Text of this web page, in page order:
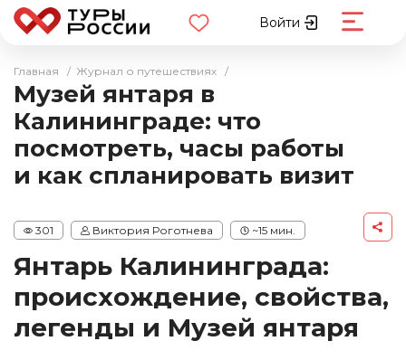
Войти
Главная / Журнал о путешествиях /
Музей янтаря в
Калининграде: что
посмотреть, часы работы
и как спланировать визит
301 Виктория Роготнева
~15 мин.
Янтарь Калининграда:
происхождение, свойства,
легенды и Музей янтаря